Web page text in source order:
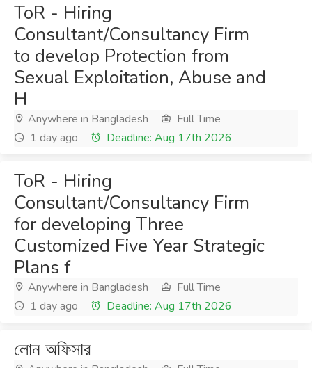
ToR - Hiring
Consultant/Consultancy Firm
to develop Protection from
Sexual Exploitation, Abuse and
H
Anywhere in Bangladesh
Full Time
1 day ago
Deadline: Aug 17th 2026
ToR - Hiring
Consultant/Consultancy Firm
for developing Three
Customized Five Year Strategic
Plans f
Anywhere in Bangladesh
Full Time
1 day ago
Deadline: Aug 17th 2026
লোন অফিসার